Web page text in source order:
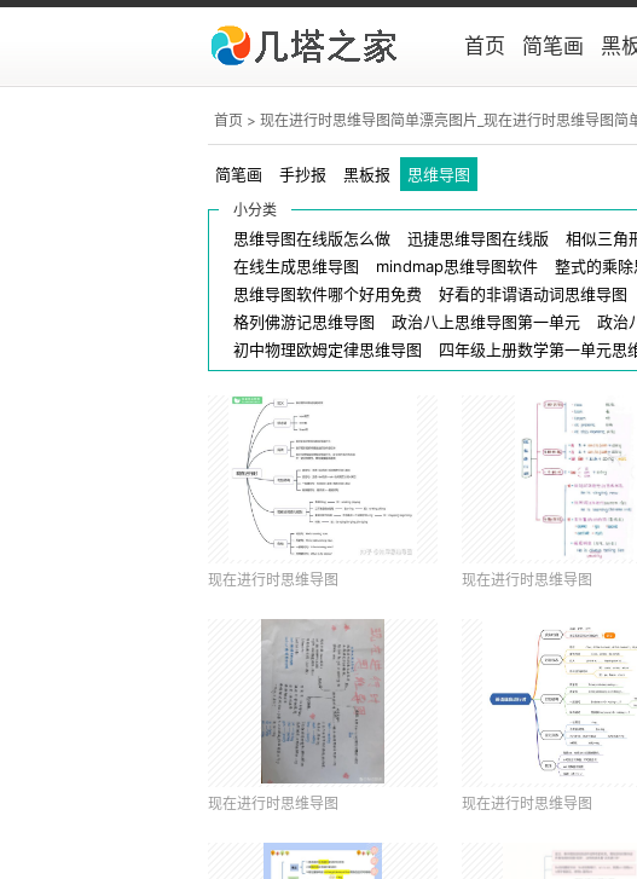
首页 简笔画 黑
首页 > 现在进行时思维导图简单漂亮图片_现在进行时思维导图简
简笔画 手抄报 黑板报 思维导图
小分类
思维导图在线版怎么做 迅捷思维导图在线版 相似三角
在线生成思维导图
mindmap思维导图软件 整式的乘
思维导图软件哪个好用免费
好看的非谓语动词思维导图
格列佛游记思维导图
政治八上思维导图第一单元 政治
初中物理欧姆定律思维导图
四年级上册数学第一单元思
现在进行时思维导图 现在进行时思维导图
现在进行时思维导图 现在进行时思维导图